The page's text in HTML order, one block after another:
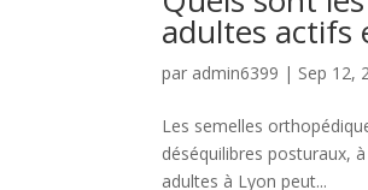
adultes actifs
par admin6399 | Sep 12,
Les semelles
déséquilibres posturaux,
adultes à Lyon peut...